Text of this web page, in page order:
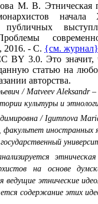
М. В. Этническая
публичных
2016. - С. {см. журнал}
BY 3.0. Это
статью на
авторства.
/ Matveev Aleksandr
культуры и
/ Igumnova
факультет иностранных
на основе
этнические
содержание этих